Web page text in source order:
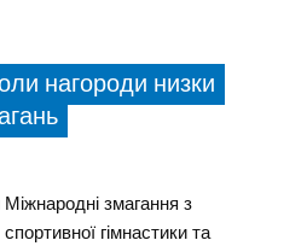
нагороди низки
змагання з
гімнастики та